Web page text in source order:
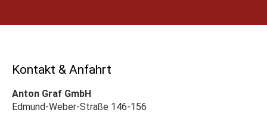
Kontakt & Anfahrt
Anton Graf GmbH
Edmund-Weber-Straße 146-156